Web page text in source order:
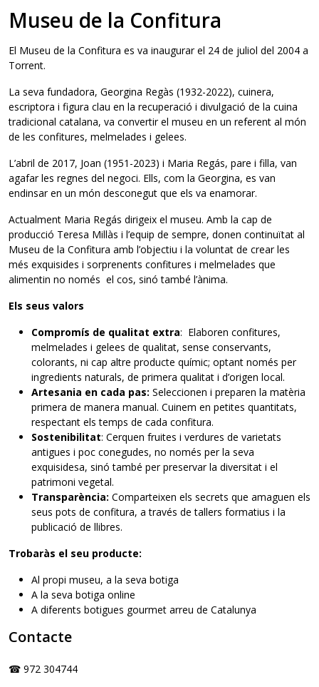
Museu de la Confitura
El Museu de la Confitura es va inaugurar el 24 de juliol del 2004 a
Torrent.
La seva fundadora, Georgina Regàs (1932-2022), cuinera,
escriptora i figura clau en la recuperació i divulgació de la cuina
tradicional catalana, va convertir el museu en un referent al món
de les confitures, melmelades i gelees.
L’abril de 2017, Joan (1951-2023) i Maria Regás, pare i filla, van
agafar les regnes del negoci. Ells, com la Georgina, es van
endinsar en un món desconegut que els va enamorar.
Actualment Maria Regás dirigeix el museu. Amb la cap de
producció Teresa Millàs i l’equip de sempre, donen continuïtat al
Museu de la Confitura amb l’objectiu i la voluntat de crear les
més exquisides i sorprenents confitures i melmelades que
alimentin no només el cos, sinó també l’ànima.
Els seus valors
Compromís de qualitat extra: Elaboren confitures,
melmelades i gelees de qualitat, sense conservants,
colorants, ni cap altre producte químic; optant només per
ingredients naturals, de primera qualitat i d’origen local.
Artesania en cada pas: Seleccionen i preparen la matèria
primera de manera manual. Cuinem en petites quantitats,
respectant els temps de cada confitura.
Sostenibilitat: Cerquen fruites i verdures de varietats
antigues i poc conegudes, no només per la seva
exquisidesa, sinó també per preservar la diversitat i el
patrimoni vegetal.
Transparència: Comparteixen els secrets que amaguen els
seus pots de confitura, a través de tallers formatius i la
publicació de llibres.
Trobaràs el seu producte:
Al propi museu, a la seva botiga
A la seva botiga online
A diferents botigues gourmet arreu de Catalunya
Contacte
☎ 972 304744